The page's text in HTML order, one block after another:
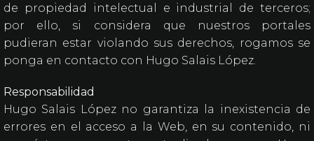
de propiedad intelectual e industrial de terceros;
por ello, si considera que nuestros portales
pudieran estar violando sus derechos, rogamos se
ponga en contacto con Hugo Salais López.
Responsabilidad
Hugo Salais López no garantiza la inexistencia de
errores en el acceso a la Web, en su contenido, ni